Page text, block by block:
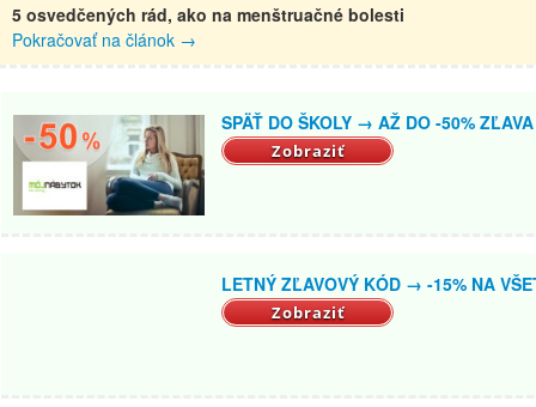
5 osvedčených rád, ako na menštruačné bolesti
Pokračovať na článok →
SPÄŤ DO ŠKOLY → AŽ DO -50%
Zobraziť
LETNÝ ZĽAVOVÝ KÓD → -15% NA
Zobraziť